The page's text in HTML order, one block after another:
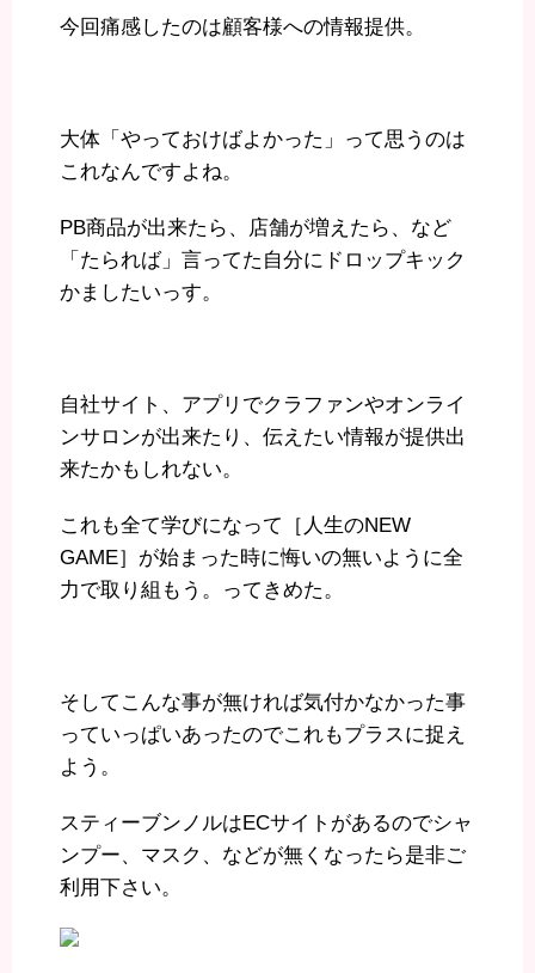
今回痛感したのは顧客様への情報提供。
大体「やっておけばよかった」って思うのは
これなんですよね。
PB商品が出来たら、店舗が増えたら、など
「たられば」言ってた自分にドロップキック
かましたいっす。
自社サイト、アプリでクラファンやオンライ
ンサロンが出来たり、伝えたい情報が提供出
来たかもしれない。
これも全て学びになって［人生のNEW
GAME］が始まった時に悔いの無いように全
力で取り組もう。ってきめた。
そしてこんな事が無ければ気付かなかった事
っていっぱいあったのでこれもプラスに捉え
よう。
スティーブンノルはECサイトがあるのでシャ
ンプー、マスク、などが無くなったら是非ご
利用下さい。